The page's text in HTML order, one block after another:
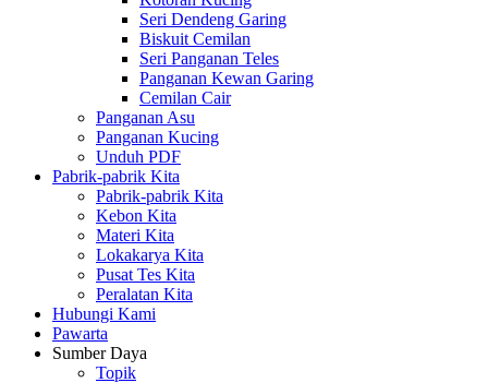
Seri Dendeng Garing
Biskuit Cemilan
Seri Panganan Teles
Panganan Kewan Garing
Cemilan Cair
Panganan Asu
Panganan Kucing
Unduh PDF
Pabrik-pabrik Kita
Pabrik-pabrik Kita
Kebon Kita
Materi Kita
Lokakarya Kita
Pusat Tes Kita
Peralatan Kita
Hubungi Kami
Pawarta
Sumber Daya
Topik